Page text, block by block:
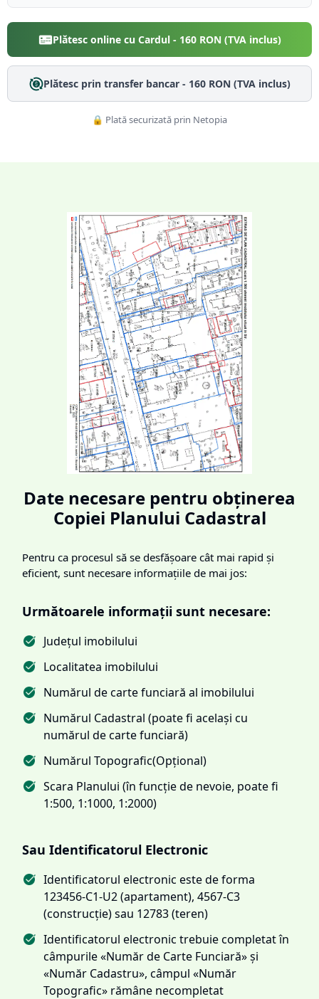
Plătesc online cu Cardul - 160RON (TVA inclus)
Plătesc prin transfer bancar - 160RON (TVA inclus)
🔒 Plată securizată prin Netopia
Date necesare pentru obținerea
Copiei Planului Cadastral
Pentru ca procesul să se desfășoare cât mai rapid și
eficient, sunt necesare informațiile de mai jos:
Următoarele informații sunt necesare:
Județul imobilului
Localitatea imobilului
Numărul de carte funciară al imobilului
Numărul Cadastral (poate fi același cu
numărul de carte funciară)
Numărul Topografic(Opțional)
Scara Planului (în funcție de nevoie, poate fi
1:500, 1:1000, 1:2000)
Sau Identificatorul Electronic
Identificatorul electronic este de forma
123456-C1-U2 (apartament), 4567-C3
(construcție) sau 12783 (teren)
Identificatorul electronic trebuie completat în
câmpurile «Număr de Carte Funciară» și
«Număr Cadastru», câmpul «Număr
Topografic» rămâne necompletat